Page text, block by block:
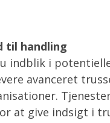
til handling
indblik i
avanceret
at give indsigt i